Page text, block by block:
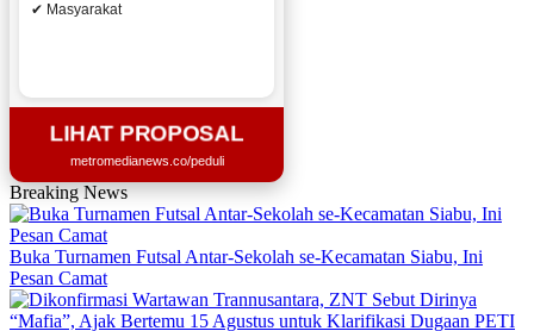
✔ Masyarakat
LIHAT PROPOSAL
metromedianews.co/peduli
Breaking News
Buka Turnamen Futsal Antar-Sekolah se-Kecamatan Siabu, Ini
Pesan Camat